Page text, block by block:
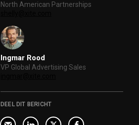
North American Partnerships
Ingmar Rood
VP Global Advertising Sales
DEEL DIT BERICHT